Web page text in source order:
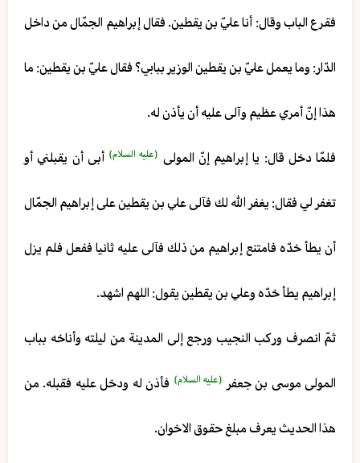
فقرع الباب وقال: أنا عليّ بن يقطين. فقال إبراهيم الجمّال من داخل
الدّار: وما يعمل عليّ بن يقطين الوزير ببابي؟ فقال عليّ بن يقطين: ما
هذا إنّ أمري عظيم وآلى عليه أن يأذن له.
فلمّا دخل قال: يا إبراهيم إنّ المولى (عليه السلام) أبى أن يقبلني أو
تغفر لي فقال: يغفر الله لك فآلى علي بن يقطين على إبراهيم الجمّال
أن يطأ خدّه فامتنع إبراهيم من ذلك فآلى عليه ثانيا ففعل فلم يزل
إبراهيم يطأ خدّه وعلي بن يقطين يقول: اللهم اشهد.
ثمّ انصرف وركب النجيب ورجع إلى المدينة من ليلته وأناخه بباب
المولى موسى بن جعفر (عليه السلام) فأذن له ودخل عليه فقبله. من
هذا الحديث يعرف مبلغ حقوق الاخوان.